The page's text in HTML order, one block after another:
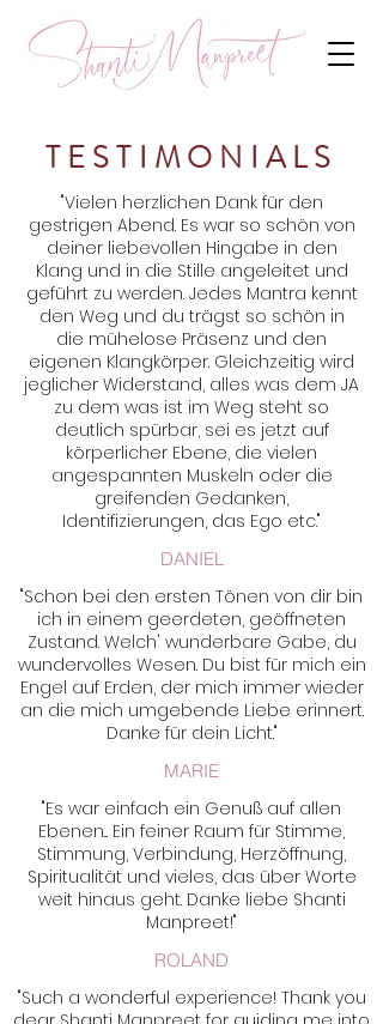
TESTIMONIALS
"Vielen herzlichen Dank für den
gestrigen Abend. Es war so schön von
deiner liebevollen Hingabe in den
Klang und in die Stille angeleitet und
geführt zu werden. Jedes Mantra kennt
den Weg und du trägst so schön in
die mühelose Präsenz und den
eigenen Klangkörper. Gleichzeitig wird
jeglicher Widerstand, alles was dem JA
zu dem was ist im Weg steht so
deutlich spürbar, sei es jetzt auf
körperlicher Ebene, die vielen
angespannten Muskeln oder die
greifenden Gedanken,
Identifizierungen, das Ego etc."
DANIEL
"Schon bei den ersten Tönen von dir bin
ich in einem geerdeten, geöffneten
Zustand. Welch' wunderbare Gabe, du
wundervolles Wesen. Du bist für mich ein
Engel auf Erden, der mich immer wieder
an die mich umgebende Liebe erinnert.
Danke für dein Licht."
MARIE
"Es war einfach ein Genuß auf allen
Ebenen... Ein feiner Raum für Stimme,
Stimmung, Verbindung, Herzöffnung,
Spiritualität und vieles, das über Worte
weit hinaus geht. Danke liebe Shanti
Manpreet!"
ROLAND
"Such a wonderful experience! Thank you